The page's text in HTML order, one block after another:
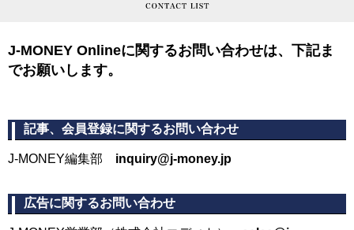
J-MONEY Onlineに関するお問い合わせは、下記ま
でお願いします。
記事、会員登録に関するお問い合わせ
J-MONEY編集部 inquiry@j-money.jp
広告に関するお問い合わせ